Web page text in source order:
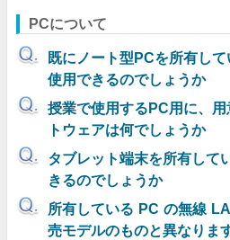
PCについて
既にノート型PCを所有し
使用できるのでしょうか
授業で使用するPC用に、
トウェアは何でしょうか
タブレット端末を所有して
きるのでしょうか
所有している PC の無線
売モデルのものと異なりま